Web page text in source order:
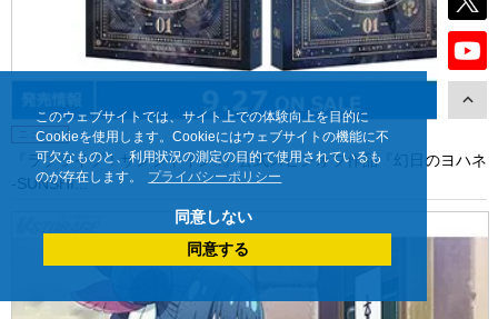
このウェブサイトでは、サイト上での体験向上を目的に
Cookieを使用します。Cookieにはウェブサイトの機能に不
可欠なものと、利用状況の測定の目的で使用されているも
のが存在します。
プライバシーポリシー
同意しない
同意する
ニュース
『ラブライブ！サンシャイン!!』公式スピンオフ作品『幻日のヨハネ
-SUNSHI...